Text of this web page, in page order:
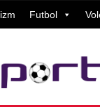
Futbol